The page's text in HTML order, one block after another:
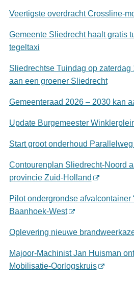
Veertigste overdracht Crossline-
Gemeente Sliedrecht haalt gratis
tegeltaxi
Sliedrechtse Tuindag op zaterdag
aan een groener Sliedrecht
Gemeenteraad 2026 – 2030 kan
Update Burgemeester
Start groot onderhoud
Contourenplan Sliedrecht-Noord
provincie Zuid-Holland
Pilot ondergrondse afvalcontainer
Baanhoek-West
Oplevering nieuwe
Majoor-Machinist Jan Huisman
Mobilisatie-Oorlogskruis